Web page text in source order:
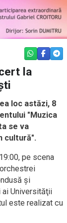
WHATSAPP
la
loc astăzi, 8
"Muzica
se va
cultură".
pe scena
şi
ai Universităţii
este realizat cu